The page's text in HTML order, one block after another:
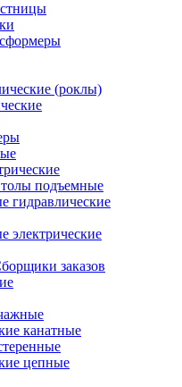
(роклы)
подъемные
гидравлические
электрические
заказов
канатные
цепные